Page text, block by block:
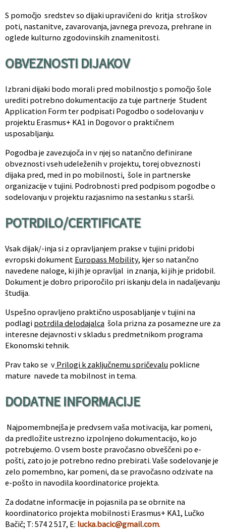
S pomočjo sredstev so dijaki upravičeni do kritja stroškov
poti, nastanitve, zavarovanja, javnega prevoza, prehrane in
oglede kulturno zgodovinskih znamenitosti.
OBVEZNOSTI DIJAKOV
Izbrani dijaki bodo morali pred mobilnostjo s pomočjo šole
urediti potrebno dokumentacijo za tuje partnerje Student
Application Form ter podpisati Pogodbo o sodelovanju v
projektu Erasmus+ KA1 in Dogovor o praktičnem
usposabljanju.
Pogodba je zavezujoča in v njej so natančno definirane
obveznosti vseh udeleženih v projektu, torej obveznosti
dijaka pred, med in po mobilnosti, šole in partnerske
organizacije v tujini. Podrobnosti pred podpisom pogodbe o
sodelovanju v projektu razjasnimo na sestanku s starši.
POTRDILO/CERTIFICATE
Vsak dijak/-inja si z opravljanjem prakse v tujini pridobi
evropski dokument Europass Mobility, kjer so natančno
navedene naloge, ki jih je opravljal in znanja, ki jih je pridobil.
Dokument je dobro priporočilo pri iskanju dela in nadaljevanju
študija.
Uspešno opravljeno praktično usposabljanje v tujini na
podlagi potrdila delodajalca šola prizna za posamezne ure za
interesne dejavnosti v skladu s predmetnikom programa
Ekonomski tehnik.
Prav tako se v Prilogi k zaključnemu spričevalu poklicne
mature navede ta mobilnost in tema.
DODATNE INFORMACIJE
Najpomembnejša je predvsem vaša motivacija, kar pomeni,
da predložite ustrezno izpolnjeno dokumentacijo, ko jo
potrebujemo. O vsem boste pravočasno obveščeni po e-
pošti, zato jo je potrebno redno prebirati. Vaše sodelovanje je
zelo pomembno, kar pomeni, da se pravočasno odzivate na
e-pošto in navodila koordinatorice projekta.
Za dodatne informacije in pojasnila pa se obrnite na
koordinatorico projekta mobilnosti Erasmus+ KA1, Lučko
Bačič; T: 574 2 517, E: lucka.bacic@gmail.com.